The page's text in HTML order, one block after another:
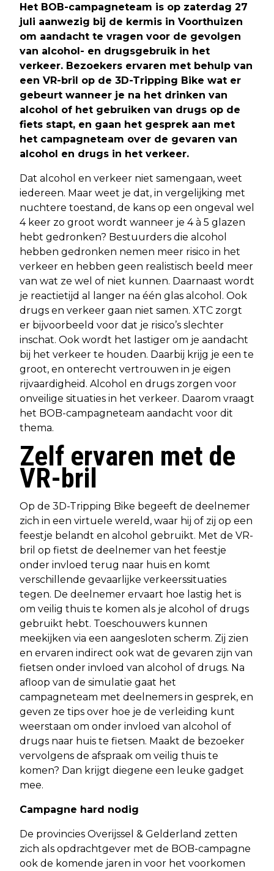
Het BOB-campagneteam is op zaterdag 27
juli aanwezig bij de kermis in Voorthuizen
om aandacht te vragen voor de gevolgen
van alcohol- en drugsgebruik in het
verkeer. Bezoekers ervaren met behulp van
een VR-bril op de 3D-Tripping Bike wat er
gebeurt wanneer je na het drinken van
alcohol of het gebruiken van drugs op de
fiets stapt, en gaan het gesprek aan met
het campagneteam over de gevaren van
alcohol en drugs in het verkeer.
Dat alcohol en verkeer niet samengaan, weet
iedereen. Maar weet je dat, in vergelijking met
nuchtere toestand, de kans op een ongeval wel
4 keer zo groot wordt wanneer je 4 à 5 glazen
hebt gedronken? Bestuurders die alcohol
hebben gedronken nemen meer risico in het
verkeer en hebben geen realistisch beeld meer
van wat ze wel of niet kunnen. Daarnaast wordt
je reactietijd al langer na één glas alcohol. Ook
drugs en verkeer gaan niet samen. XTC zorgt
er bijvoorbeeld voor dat je risico’s slechter
inschat. Ook wordt het lastiger om je aandacht
bij het verkeer te houden. Daarbij krijg je een te
groot, en onterecht vertrouwen in je eigen
rijvaardigheid. Alcohol en drugs zorgen voor
onveilige situaties in het verkeer. Daarom vraagt
het BOB-campagneteam aandacht voor dit
thema.
Zelf ervaren met de
VR-bril
Op de 3D-Tripping Bike begeeft de deelnemer
zich in een virtuele wereld, waar hij of zij op een
feestje belandt en alcohol gebruikt. Met de VR-
bril op fietst de deelnemer van het feestje
onder invloed terug naar huis en komt
verschillende gevaarlijke verkeerssituaties
tegen. De deelnemer ervaart hoe lastig het is
om veilig thuis te komen als je alcohol of drugs
gebruikt hebt. Toeschouwers kunnen
meekijken via een aangesloten scherm. Zij zien
en ervaren indirect ook wat de gevaren zijn van
fietsen onder invloed van alcohol of drugs. Na
afloop van de simulatie gaat het
campagneteam met deelnemers in gesprek, en
geven ze tips over hoe je de verleiding kunt
weerstaan om onder invloed van alcohol of
drugs naar huis te fietsen. Maakt de bezoeker
vervolgens de afspraak om veilig thuis te
komen? Dan krijgt diegene een leuke gadget
mee.
Campagne hard nodig
De provincies Overijssel & Gelderland zetten
zich als opdrachtgever met de BOB-campagne
ook de komende jaren in voor het voorkomen